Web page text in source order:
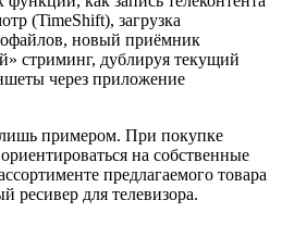
(TimeShift), загрузка
новый приёмник
стриминг, дублируя текущий
через приложение
примером. При покупке
на собственные
предлагаемого товара
ресивер для телевизора.